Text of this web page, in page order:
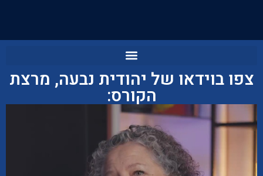
צפו בוידאו של יהודית נבעה, מרצת
הקורס: